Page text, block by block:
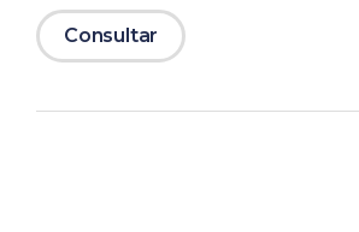
Consultar